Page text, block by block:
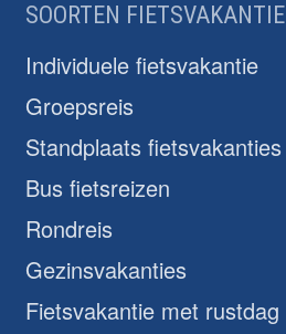
SOORTEN FIETSVAKANTIE
Individuele fietsvakantie
Groepsreis
Standplaats fietsvakanties
Bus fietsreizen
Rondreis
Gezinsvakanties
Fietsvakantie met rustdag